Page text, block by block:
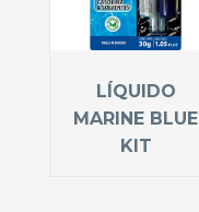
LÍQUIDO
MARINE BLUE
KIT